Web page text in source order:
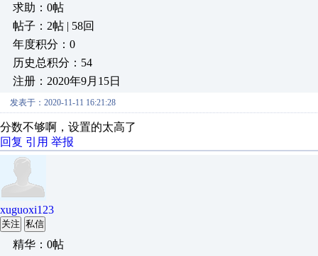
求助：0帖
帖子：2帖 | 58回
年度积分：0
历史总积分：54
注册：2020年9月15日
发表于：2020-11-11 16:21:28
分数不够啊，设置的太高了
回复 引用 举报
xuguoxi123
关注 私信
精华：0帖